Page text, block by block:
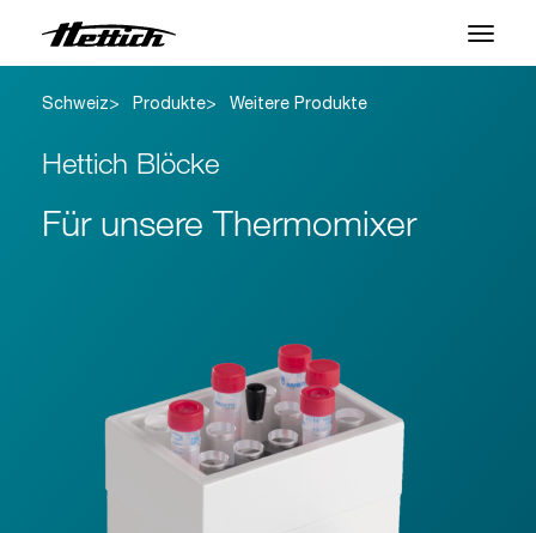
Produkte
Anwendungen
Marken
News & Events
Schweiz Produkte Weitere Produkte
Hettich Blöcke
Für unsere Thermomixer